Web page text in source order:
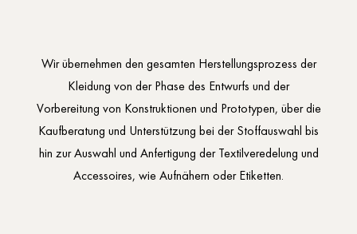
Wir übernehmen den gesamten Herstellungsprozess der
Kleidung von der Phase des Entwurfs und der
Vorbereitung von Konstruktionen und Prototypen, über die
Kaufberatung und Unterstützung bei der Stoffauswahl bis
hin zur Auswahl und Anfertigung der Textilveredelung und
Accessoires, wie Aufnähern oder Etiketten.